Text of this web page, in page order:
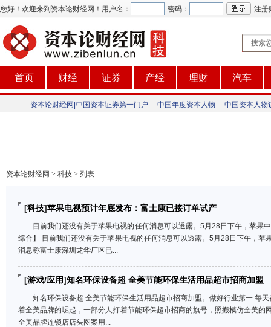
您好！欢迎来到资本论财经网！ 用户名： 密码： 注册
首页 财经 证券 产经 理财 汽车
资本论财经网|中国资本证券第一门户 中国年度资本人物 中国资本人物
资本论财经网 > 科技 > 列表
[科技]苹果电视预计年底发布：富士康已接订单试产
目前我们还没有关于苹果电视的任何消息可以透露。5月28日下午，苹果
综合】 目前我们还没有关于苹果电视的任何消息可以透露。5月28日下午，苹
消息称富士康深圳龙华厂区已...
[游戏/应用]知名环保设备超 全美节能环保生活用品超市招商加盟
知名环保设备超 全美节能环保生活用品超市招商加盟。做好行业第一 每
着全美品牌的崛起，一部分人打着节能环保超市招商的旗号，照搬模仿全美的
全美品牌连锁店店头图案用...